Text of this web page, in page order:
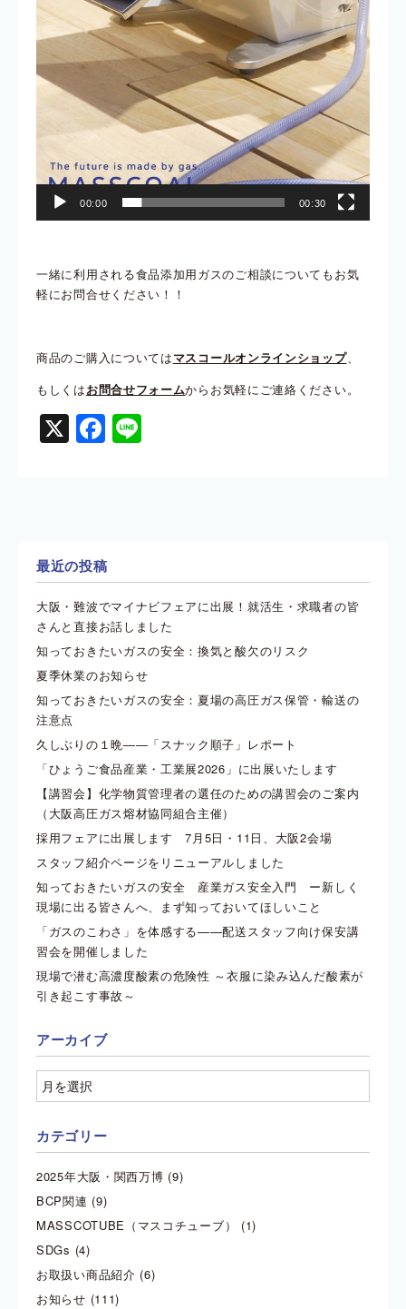
00:00 00:30
一緒に利用される食品添加用ガスのご相談についてもお気
軽にお問合せください！！
商品のご購入についてはマスコールオンラインショップ、
もしくはお問合せフォームからお気軽にご連絡ください。
X Facebook
最近の投稿
大阪・難波でマイナビフェアに出展！就活生・求職者の皆
さんと直接お話しました
知っておきたいガスの安全：換気と酸欠のリスク
夏季休業のお知らせ
知っておきたいガスの安全：夏場の高圧ガス保管・輸送の
注意点
久しぶりの１晩――「スナック順子」レポート
「ひょうご食品産業・工業展2026」に出展いたします
【講習会】化学物質管理者の選任のための講習会のご案内
（大阪高圧ガス熔材協同組合主催）
採用フェアに出展します 7月5日・11日、大阪2会場
スタッフ紹介ページをリニューアルしました
知っておきたいガスの安全 産業ガス安全入門 ー新しく
現場に出る皆さんへ、まず知っておいてほしいこと
「ガスのこわさ」を体感する——配送スタッフ向け保安講
習会を開催しました
現場で潜む高濃度酸素の危険性 ～衣服に染み込んだ酸素が
引き起こす事故～
アーカイブ
カテゴリー
2025年大阪・関西万博 (9)
BCP関連 (9)
MASSCOTUBE（マスコチューブ）
(1)
SDGs (4)
お取扱い商品紹介 (6)
お知らせ (111)